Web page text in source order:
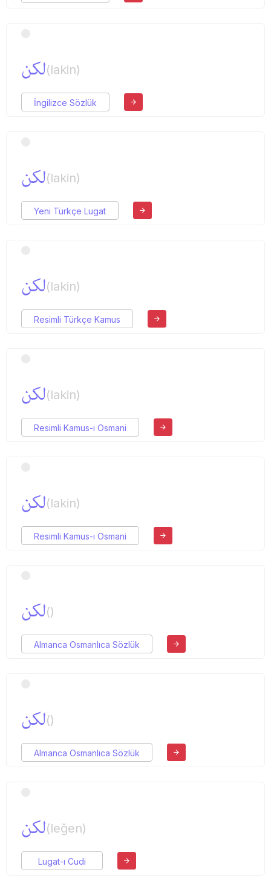
لكن(lakin)
İngilizce Sözlük
لكن(lakin)
Yeni Türkçe Lugat
لكن(lakin)
Resimli Türkçe Kamus
لكن(lakin)
Resimli Kamus-ı Osmani
لكن(lakin)
Resimli Kamus-ı Osmani
لكن()
Almanca Osmanlıca Sözlük
لكن()
Almanca Osmanlıca Sözlük
لكن(leğen)
Lugat-ı Cudi